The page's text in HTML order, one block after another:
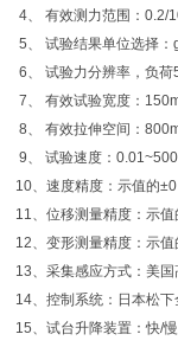
4、 有效测力范围：0.2/
5、 试验结果单位选择
6、 试验力分辨率，负
7、 有效试验宽度：
8、 有效拉伸空间：
9、 试验速度：
10、速度精度：示值的
11、位移测量精度：示
12、变形测量精度：示
13、采集感应方式：美
14、控制系统：日本松
15、试台升降装置：快/